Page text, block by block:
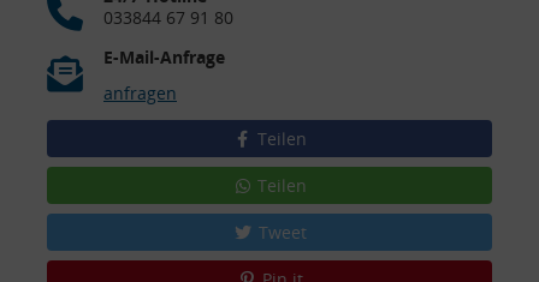
033844 67 91 80
E-Mail-Anfrage
anfragen
Teilen
Teilen
Tweet